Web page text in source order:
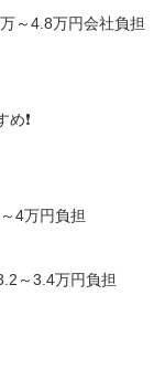
～4.8万円会社負担
❗️
4万円負担
～3.4万円負担